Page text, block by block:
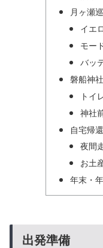
月ヶ瀬
イエ
モー
バッ
磐船神社
トイ
神社
自宅帰還
夜間
お土
年末・
出発準備